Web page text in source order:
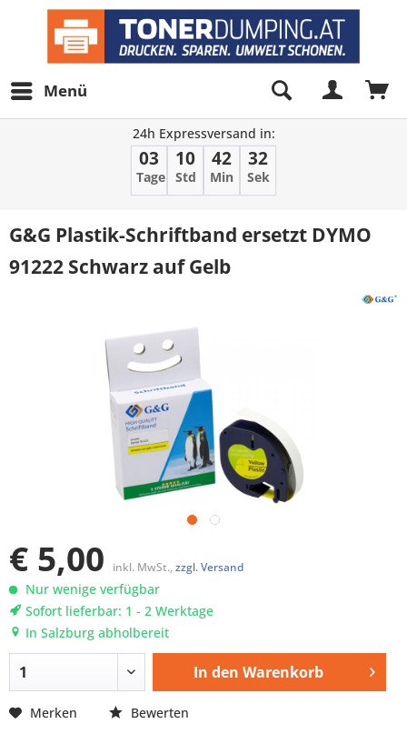
Menü
24h Expressversand in:
03
Tage
10
Std
42
Min
32
Sek
G&G Plastik-Schriftband ersetzt DYMO
91222 Schwarz auf Gelb
€ 5,00 inkl. MwSt., zzgl. Versand
Nur wenige verfügbar
Sofort lieferbar: 1 - 2 Werktage
In Salzburg abholbereit
In den Warenkorb
Merken Bewerten